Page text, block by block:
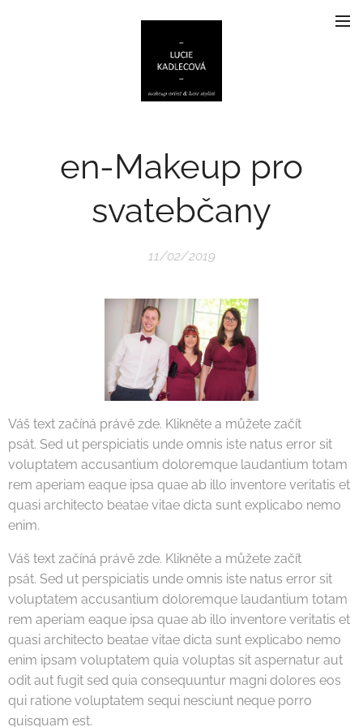
en-Makeup pro
svatebčany
11/02/2019
Váš text začíná právě zde. Klikněte a můžete začít
psát. Sed ut perspiciatis unde omnis iste natus error sit
voluptatem accusantium doloremque laudantium totam
rem aperiam eaque ipsa quae ab illo inventore veritatis et
quasi architecto beatae vitae dicta sunt explicabo nemo
enim.
Váš text začíná právě zde. Klikněte a můžete začít
psát. Sed ut perspiciatis unde omnis iste natus error sit
voluptatem accusantium doloremque laudantium totam
rem aperiam eaque ipsa quae ab illo inventore veritatis et
quasi architecto beatae vitae dicta sunt explicabo nemo
enim ipsam voluptatem quia voluptas sit aspernatur aut
odit aut fugit sed quia consequuntur magni dolores eos
qui ratione voluptatem sequi nesciunt neque porro
quisquam est.